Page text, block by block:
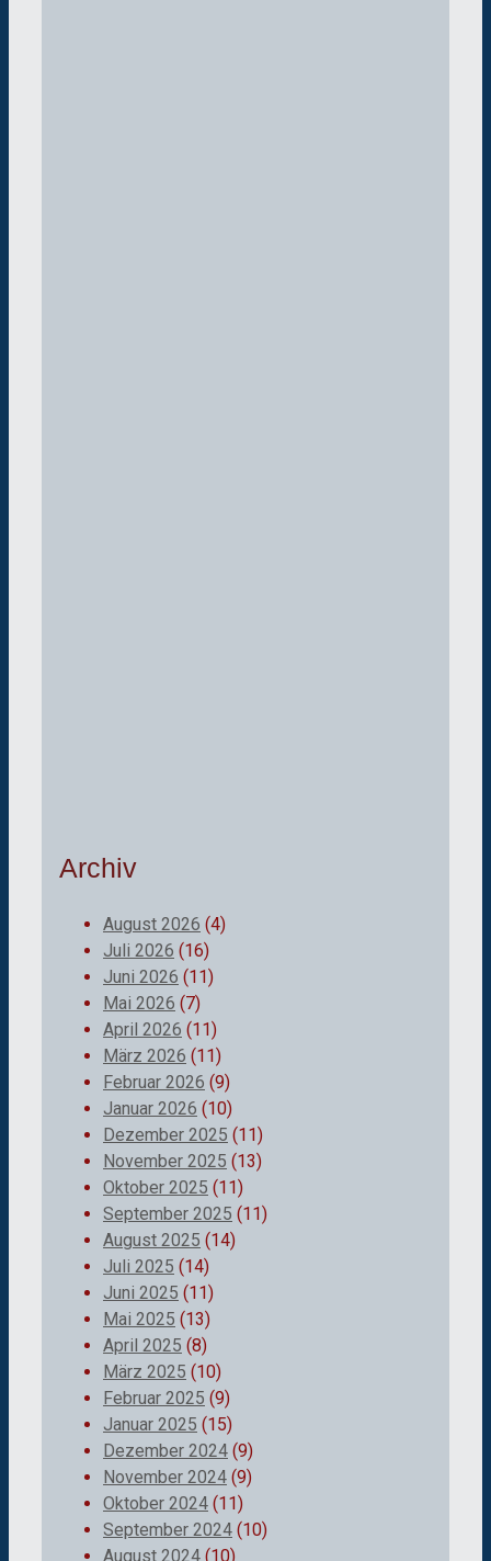
Archiv
August 2026 (4)
Juli 2026 (16)
Juni 2026 (11)
Mai 2026 (7)
April 2026 (11)
März 2026 (11)
Februar 2026 (9)
Januar 2026 (10)
Dezember 2025 (11)
November 2025 (13)
Oktober 2025 (11)
September 2025 (11)
August 2025 (14)
Juli 2025 (14)
Juni 2025 (11)
Mai 2025 (13)
April 2025 (8)
März 2025 (10)
Februar 2025 (9)
Januar 2025 (15)
Dezember 2024 (9)
November 2024 (9)
Oktober 2024 (11)
September 2024 (10)
August 2024 (10)